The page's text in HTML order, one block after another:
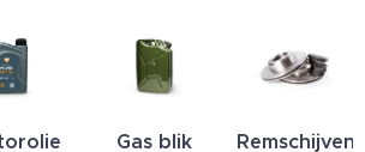
Gas blik Remschijven